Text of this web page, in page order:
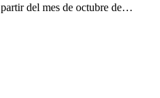
del mes de octubre de…